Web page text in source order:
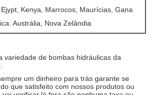
Kenya, Marrocos, Maurícias, Gana
Austrália, Nova Zelândia
variedade de bombas hidráulicas da
um dinheiro para trás garante se
que satisfeito com nossos produtos ou